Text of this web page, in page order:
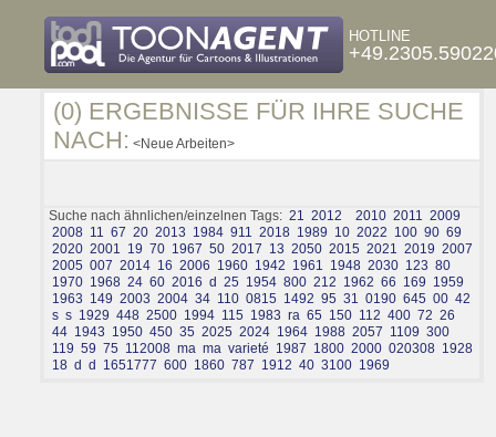
HOTLINE
(0) ERGEBNISSE FÜR IHRE SUCHE
NACH: <Neue Arbeiten>
Suche nach ähnlichen/einzelnen Tags: 21 2012 2010 2011 2009
2008 11 67 20 2013 1984 911 2018 1989 10 2022 100 90 69
2020 2001 19 70 1967 50 2017 13 2050 2015 2021 2019 2007
2005 007 2014 16 2006 1960 1942 1961 1948 2030 123 80
1970 1968 24 60 2016 d 25 1954 800 212 1962 66 169 1959
1963 149 2003 2004 34 110 0815 1492 95 31 0190 645 00 42
s s 1929 448 2500 1994 115 1983 ra 65 150 112 400 72 26
44 1943 1950 450 35 2025 2024 1964 1988 2057 1109 300
119 59 75 112008 ma ma varieté 1987 1800 2000 020308 1928
18 d d 1651777 600 1860 787 1912 40 3100 1969